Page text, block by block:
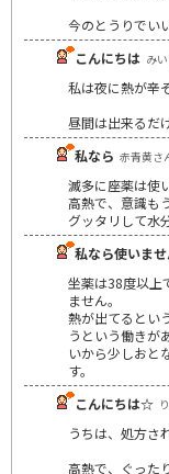
今のとうりでい
こんにちは み
私は夜に熱が辛
昼間は出来るだ
私なら 赤青黄さ
滅多に座薬は使
高熱で、意識も
グッタリして水
私なら使いま
坐薬は38度以上
ません。
熱が出てるとい
うという働きが
いから少しおと
す。
こんにちは☆
うちは、処方さ
高熱で、ぐった